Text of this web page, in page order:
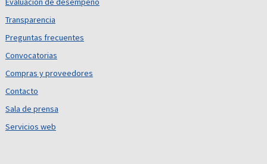
Transparencia
Preguntas frecuentes
Convocatorias
Compras y proveedores
Contacto
Sala de prensa
Servicios web